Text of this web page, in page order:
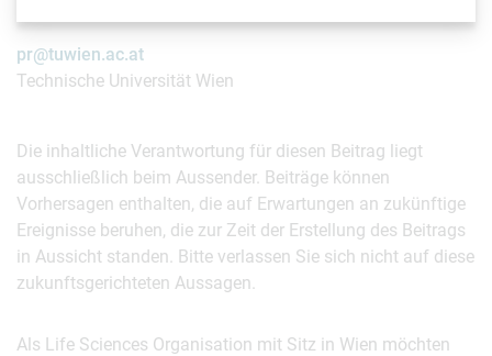
pr@tuwien.ac.at
Technische Universität Wien
Die inhaltliche Verantwortung für diesen Beitrag liegt
ausschließlich beim Aussender. Beiträge können
Vorhersagen enthalten, die auf Erwartungen an zukünftige
Ereignisse beruhen, die zur Zeit der Erstellung des Beitrags
in Aussicht standen. Bitte verlassen Sie sich nicht auf diese
zukunftsgerichteten Aussagen.
Als Life Sciences Organisation mit Sitz in Wien möchten